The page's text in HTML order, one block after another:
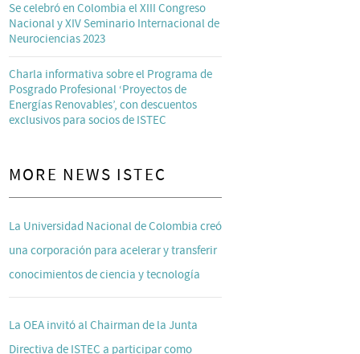
Se celebró en Colombia el XIII Congreso
Nacional y XIV Seminario Internacional de
Neurociencias 2023
Charla informativa sobre el Programa de
Posgrado Profesional ‘Proyectos de
Energías Renovables’, con descuentos
exclusivos para socios de ISTEC
MORE NEWS ISTEC
La Universidad Nacional de Colombia creó
una corporación para acelerar y transferir
conocimientos de ciencia y tecnología
La OEA invitó al Chairman de la Junta
Directiva de ISTEC a participar como